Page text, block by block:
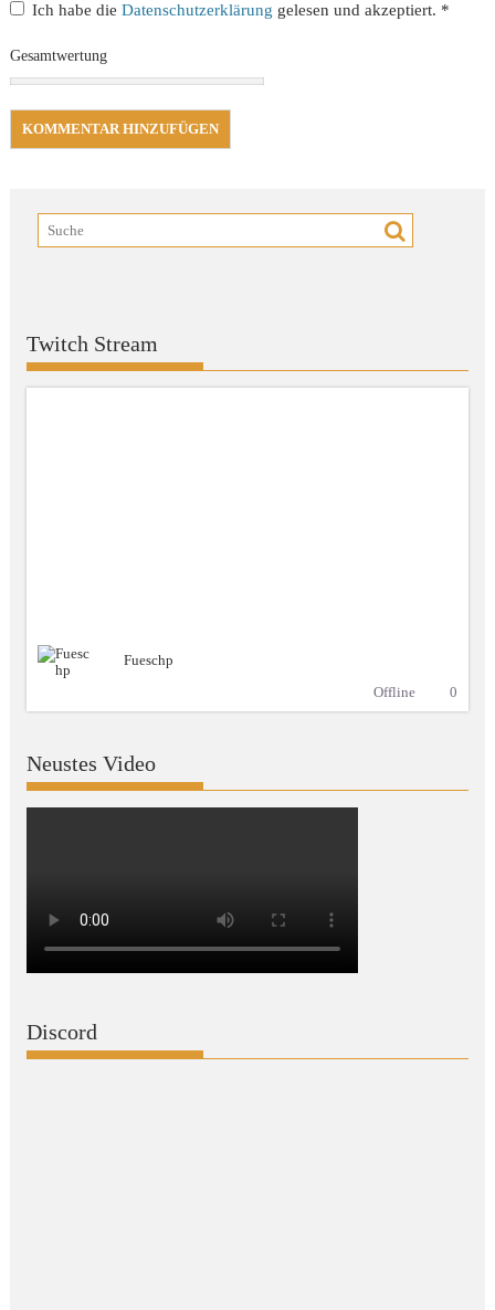
Ich habe dieDatenschutzerklärung gelesen und akzeptiert. *
Gesamtwertung
Twitch Stream
Fueschp
Offline
0
Neustes Video
Discord